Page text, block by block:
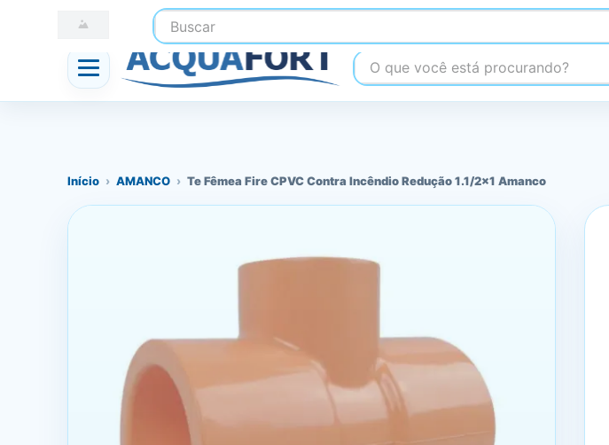
Buscar
☎ (41) 3247-1199
O que você está procurando?
Início › AMANCO › Te Fêmea Fire CPVC Contra Incêndio Redução 1.1/2x1 Amanco